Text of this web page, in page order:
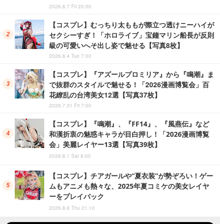
2026.8.7 Fri 20:00
【コスプレ】むっちり太ももが際立つ透けニーハイが
セクシーすぎ！「ホロライブ」宝鐘マリン船長が反則
級の可愛いへそ出し姿で魅せる【写真8枚】
2026.8.4 Tue 7:00
【コスプレ】『アズールプロミリア』から『鳴潮』ま
で抜群のスタイルで魅せる！「2026漫画博覧会」百
花繚乱の台湾美女12選【写真37枚】
2026.7.31 Fri 7:00
【コスプレ】『鳴潮』、『FF14』、『風燕伝』など
和漢折衷の魅惑キャラが目白押し！「2026漫画博覧
会」美麗レイヤー13選【写真39枚】
2026.8.1 Sat 8:00
【コスプレ】チアガールや“夏衣装”が勢ぞろい！ゲー
ムもアニメも熱々な、2025年夏コミケの美女レイヤ
ーをプレイバック
2026.8.6 Thu 21:10